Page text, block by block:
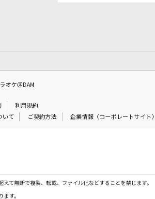
オケ＠DAM
利用規約
いて ご契約方法 企業情報（コーポレートサイト）
て無断で複製、転載、ファイル化などすることを禁じます。
ます。